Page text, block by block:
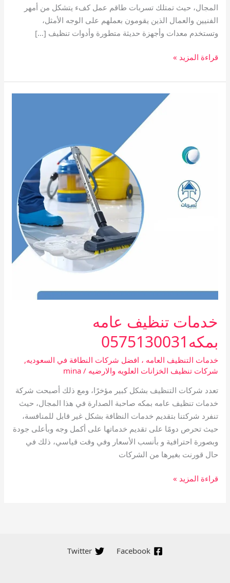
المجال، حيث تمتلك تسربات طاقم عمل كفء يتشكل من أمهر
الفنيين والعمال الذين يقومون بعملهم على الوجه الأمثل،
وتستخدم معدات وأجهزة حديثة متطورة وأدوات تنظيف […]
قراءة المزيد »
خدمات تنظيف عامه
بمكه0575130031
خدمات التنظيف العامه ، افضل شركات النطافة في السعوديه,
شركات تنظيف الخزانات العلويه والارضيه /
mina
تعدد شركات التنظيف بشكل كبير مؤخرًا، ومع ذلك أصبحت شركة
خدمات تنظيف عامه بمكه صاحبة الصدارة في هذا المجال، حيث
تنفرد شركتنا بتقديم خدمات النظافة بشكل غير قابل للمنافسة،
حيث تحرص دومًا على تقديم خدماتها على أكمل وجه وبأعلى جودة
وبصورة احترافية و بأنسب الأسعار وفي وقت قياسي، ذلك في
حال قورنت بغيرها من الشركات
قراءة المزيد »
Facebook
Twitter